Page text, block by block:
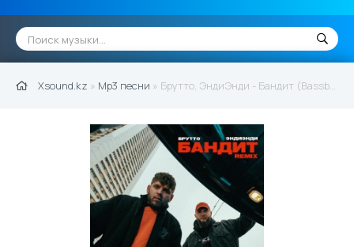
Xsound.kz » Mp3 песни » Брутто, ЭндиЭнди - Бандит (Bassboosted Remix) (2021)